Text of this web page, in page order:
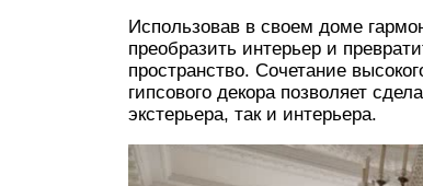
Использовав в своем доме
преобразить интерьер и
пространство. Сочетание
гипсового декора позволяет
экстерьера, так и интерьера.